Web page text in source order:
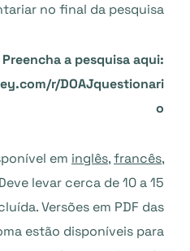
no final da pesquisa.
Preencha a pesquisa aqui:
r/DOAJquestionari
o
em inglês,francês,
levar cerca de 10 a 15
Versões em PDF das
estão disponíveis para